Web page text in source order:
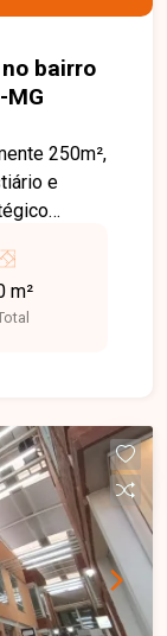
bairro
250m²,
e
ou outros
ampla
m²